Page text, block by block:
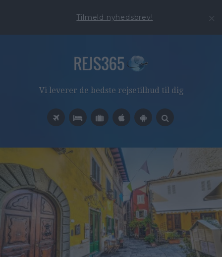
Tilmeld nyhedsbrev!
Vi leverer de bedste rejsetilbud til dig